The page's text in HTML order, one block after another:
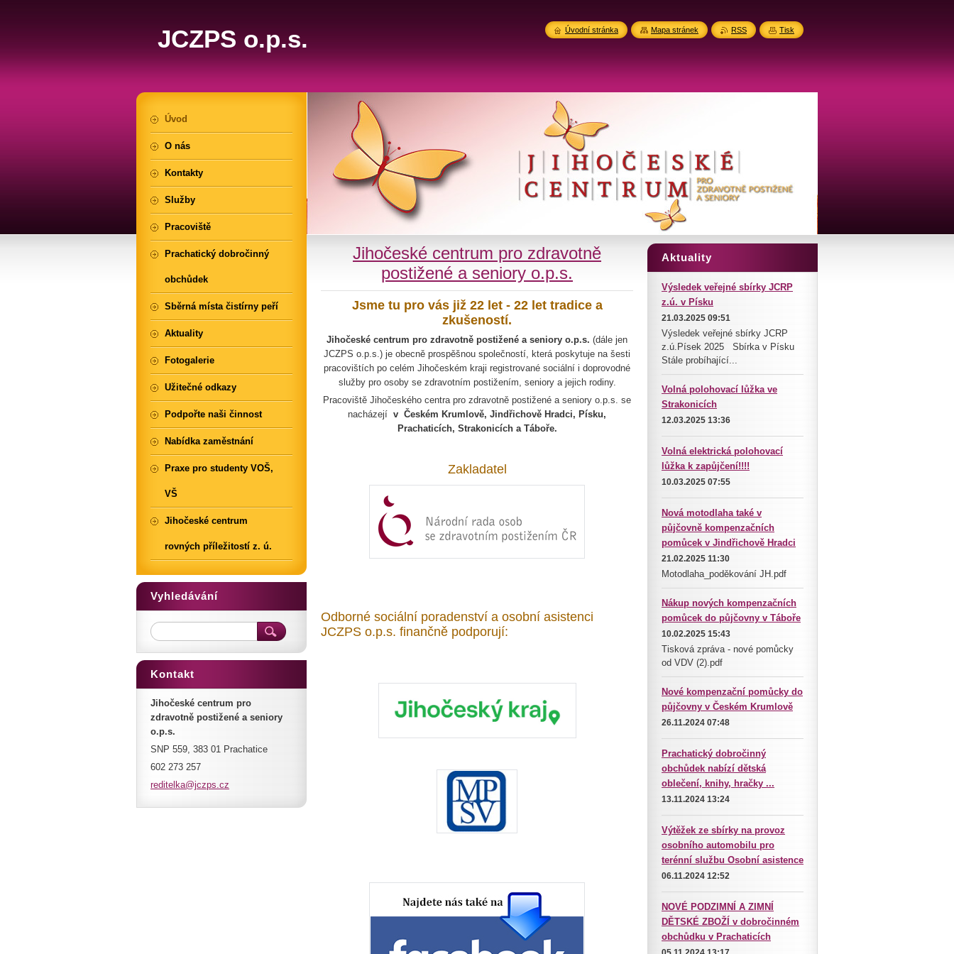
JCZPS o.p.s.
Jihočeské centrum pro zdravotně
postižené a seniory o.p.s.
Jsme tu pro vás již 22 let - 22 let tradice a
zkušeností.
Jihočeské centrum pro zdravotně postižené a seniory o.p.s. (dále jen
JCZPS o.p.s.) je obecně prospěšnou společností, která poskytuje na šesti
pracovištích po celém Jihočeském kraji registrované sociální i doprovodné
služby pro osoby se zdravotním postižením, seniory a jejich rodiny.
Pracoviště Jihočeského centra pro zdravotně postižené a seniory o.p.s. se
nacházejí v Českém Krumlově, Jindřichově Hradci, Písku,
Prachaticích, Strakonicích a Táboře.
Zakladatel
Odborné sociální poradenství a osobní asistenci
JCZPS o.p.s. finančně podporují:
Aktuality
Výsledek veřejné sbírky JCRP
z.ú. v Písku
21.03.2025 09:51
Výsledek veřejné sbírky JCRP
z.ú.Písek 2025 Sbírka v Písku
Stále probíhající...
Volná polohovací lůžka ve
Strakonicích
12.03.2025 13:36
Volná elektrická polohovací
lůžka k zapůjčení!!!!
10.03.2025 07:55
Nová motodlaha také v
půjčovně kompenzačních
pomůcek v Jindřichově Hradci
21.02.2025 11:30
Motodlaha_poděkování JH.pdf
Nákup nových kompenzačních
pomůcek do půjčovny v Táboře
10.02.2025 15:43
Tisková zpráva - nové pomůcky
od VDV (2).pdf
Nové kompenzační pomůcky do
půjčovny v Českém Krumlově
26.11.2024 07:48
Prachatický dobročinný
obchůdek nabízí dětská
oblečení, knihy, hračky ...
13.11.2024 13:24
Výtěžek ze sbírky na provoz
osobního automobilu pro
terénní službu Osobní asistence
06.11.2024 12:52
NOVÉ PODZIMNÍ A ZIMNÍ
DĚTSKÉ ZBOŽÍ v dobročinném
obchůdku v Prachaticích
Úvod
O nás
Kontakty
Služby
Pracoviště
Prachatický dobročinný
obchůdek
Sběrná místa čistírny peří
Aktuality
Fotogalerie
Užitečné odkazy
Podpořte naši činnost
Nabídka zaměstnání
Praxe pro studenty VOŠ,
VŠ
Jihočeské centrum
rovných příležitostí z. ú.
Vyhledávání
Kontakt
Jihočeské centrum pro
zdravotně postižené a seniory
o.p.s.
SNP 559, 383 01 Prachatice
602 273 257
reditelka@jczps.cz
Úvodní stránka Mapa stránek RSS Tisk